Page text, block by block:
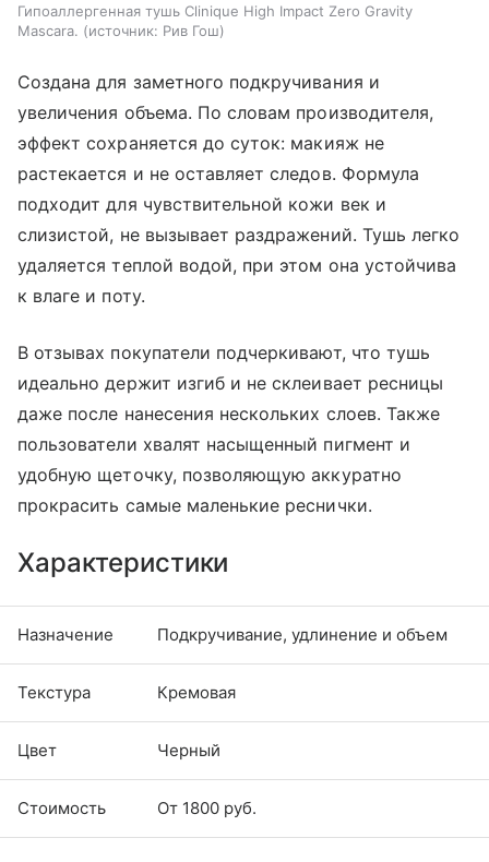
Гипоаллергенная тушь Clinique High Impact Zero Gravity
Mascara.
источник: Рив Гош
Создана для заметного подкручивания и
увеличения объема. По словам производителя,
эффект сохраняется до суток: макияж не
растекается и не оставляет следов. Формула
подходит для чувствительной кожи век и
слизистой, не вызывает раздражений. Тушь легко
удаляется теплой водой, при этом она устойчива
к влаге и поту.
В отзывах покупатели подчеркивают, что тушь
идеально держит изгиб и не склеивает ресницы
даже после нанесения нескольких слоев. Также
пользователи хвалят насыщенный пигмент и
удобную щеточку, позволяющую аккуратно
прокрасить самые маленькие реснички.
Характеристики
Назначение Подкручивание, удлинение и объем
Текстура Кремовая
Цвет Черный
Стоимость От 1800 руб.